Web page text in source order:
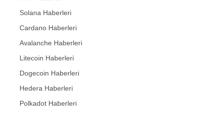
Solana Haberleri
Cardano Haberleri
Avalanche Haberleri
Litecoin Haberleri
Dogecoin Haberleri
Hedera Haberleri
Polkadot Haberleri